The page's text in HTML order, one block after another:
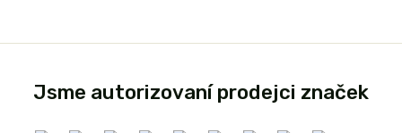
Jsme autorizovaní prodejci značek